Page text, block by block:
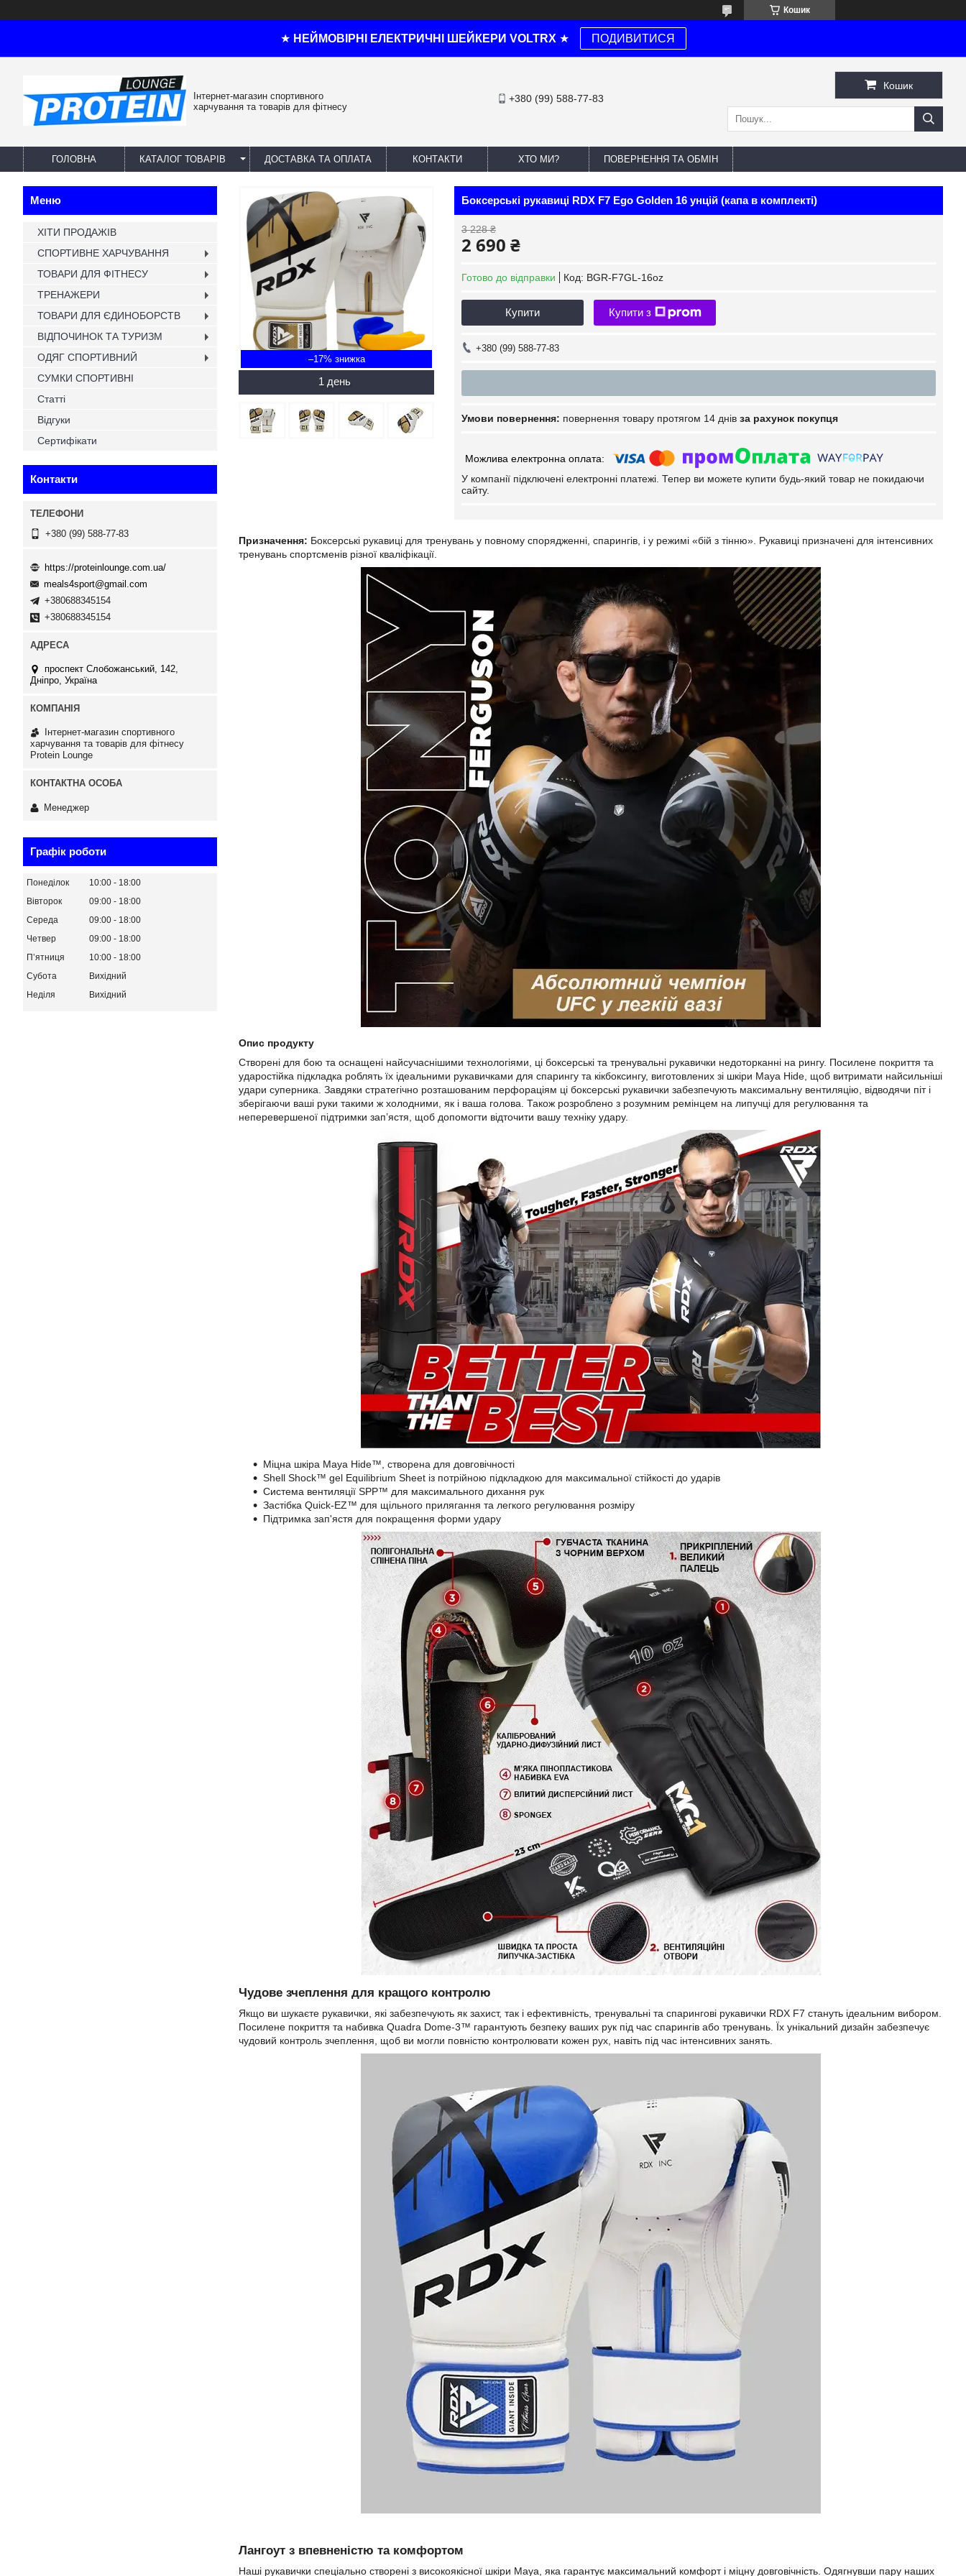
Кошик
★ НЕЙМОВІРНІ ЕЛЕКТРИЧНІ ШЕЙКЕРИ VOLTRX ★ ПОДИВИТИСЯ
Інтернет-магазин спортивного
харчування та товарів для фітнесу
+380 (99) 588-77-83
Кошик
ГОЛОВНА КАТАЛОГ ТОВАРІВ ДОСТАВКА ТА ОПЛАТА КОНТАКТИ ХТО МИ? ПОВЕРНЕННЯ ТА ОБМІН
–17%
1 день
Боксерські рукавиці RDX F7 Ego Golden 16 унцій (капа в комплекті)
3 228 ₴
2 690 ₴
Готово до відправки Код: BGR-F7GL-16oz
Купити Купити з
+380 (99) 588-77-83
повернення товару протягом 14 днів за рахунок покупця
У компанії підключені електронні платежі. Тепер ви можете купити будь-який товар не покидаючи
сайту.
Призначення: Боксерські рукавиці для тренувань у повному спорядженні, спарингів, і у режимі «бій з тінню». Рукавиці призначені для інтенсивних
тренувань спортсменів різної кваліфікації.
Опис продукту
Створені для бою та оснащені найсучаснішими технологіями, ці боксерські та тренувальні рукавички недоторканні на рингу. Посилене покриття та
ударостійка підкладка роблять їх ідеальними рукавичками для спарингу та кікбоксингу, виготовлених зі шкіри Maya Hide, щоб витримати найсильніші
удари суперника. Завдяки стратегічно розташованим перфораціям ці боксерські рукавички забезпечують максимальну вентиляцію, відводячи піт і
зберігаючи ваші руки такими ж холодними, як і ваша голова. Також розроблено з розумним ремінцем на липучці для регулювання та
неперевершеної підтримки зап’ястя, щоб допомогти відточити вашу техніку удару.
Міцна шкіра Maya Hide™, створена для довговічності
Shell Shock™ gel Equilibrium Sheet із потрійною підкладкою для максимальної стійкості до ударів
Система вентиляції SPP™ для максимального дихання рук
Застібка Quick-EZ™ для щільного прилягання та легкого регулювання розміру
Підтримка зап'ястя для покращення форми удару
Чудове зчеплення для кращого контролю
Якщо ви шукаєте рукавички, які забезпечують як захист, так і ефективність, тренувальні та спарингові рукавички RDX F7 стануть ідеальним вибором.
Посилене покриття та набивка Quadra Dome-3™ гарантують безпеку ваших рук під час спарингів або тренувань. Їх унікальний дизайн забезпечує
чудовий контроль зчеплення, щоб ви могли повністю контролювати кожен рух, навіть під час інтенсивних занять.
Лангоут з впевненістю та комфортом
Наші рукавички спеціально створені з високоякісної шкіри Maya, яка гарантує максимальний комфорт і міцну довговічність. Одягнувши пару наших
ХІТИ ПРОДАЖІВ
СПОРТИВНЕ ХАРЧУВАННЯ
ТОВАРИ ДЛЯ ФІТНЕСУ
ТРЕНАЖЕРИ
ТОВАРИ ДЛЯ ЄДИНОБОРСТВ
ВІДПОЧИНОК ТА ТУРИЗМ
ОДЯГ СПОРТИВНИЙ
СУМКИ СПОРТИВНІ
Статті
Відгуки
Сертифікати
Контакти
+380 (99) 588-77-83
https://proteinlounge.com.ua/
meals4sport@gmail.com
+380688345154
+380688345154
проспект Слобожанський, 142,
Дніпро, Україна
Інтернет-магазин спортивного
харчування та товарів для фітнесу
Protein Lounge
Менеджер
Графік роботи
Понеділок 10:00
18:00
Вівторок
09:00
18:00
Середа
09:00
18:00
Четвер
09:00
18:00
Пʼятниця
10:00
18:00
Субота
Вихідний
Неділя
Вихідний